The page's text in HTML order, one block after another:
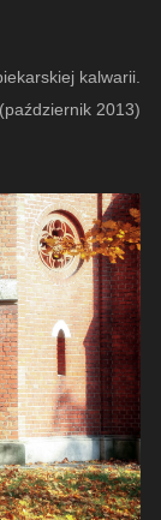
kalwarii.
(październik 2013)